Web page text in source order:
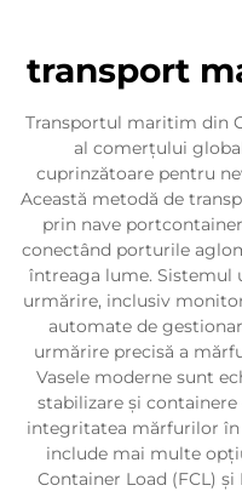
transport
Transportul maritim din
al comerțului
cuprinzătoare pentru
Această metodă de
prin nave
conectând porturile
întreaga lume. Sistemul
urmărire, inclusiv
automate de
urmărire precisă a
Vasele moderne sunt
stabilizare și
integritatea mărfurilor
include mai multe
Container Load (FCL) și